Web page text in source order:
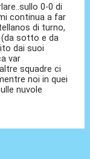
0-0 di
continua a far
di turno,
sotto e da
dai suoi
var
squadre ci
noi in quei
nuvole